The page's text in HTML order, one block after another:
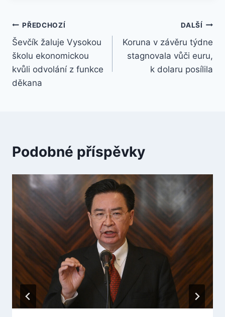
Navigace
pro
příspěvek
PŘEDCHOZÍ
Ševčík žaluje Vysokou
školu ekonomickou
kvůli odvolání z funkce
děkana
DALŠÍ
Koruna v závěru týdne
stagnovala vůči euru,
k dolaru posílila
Podobné příspěvky